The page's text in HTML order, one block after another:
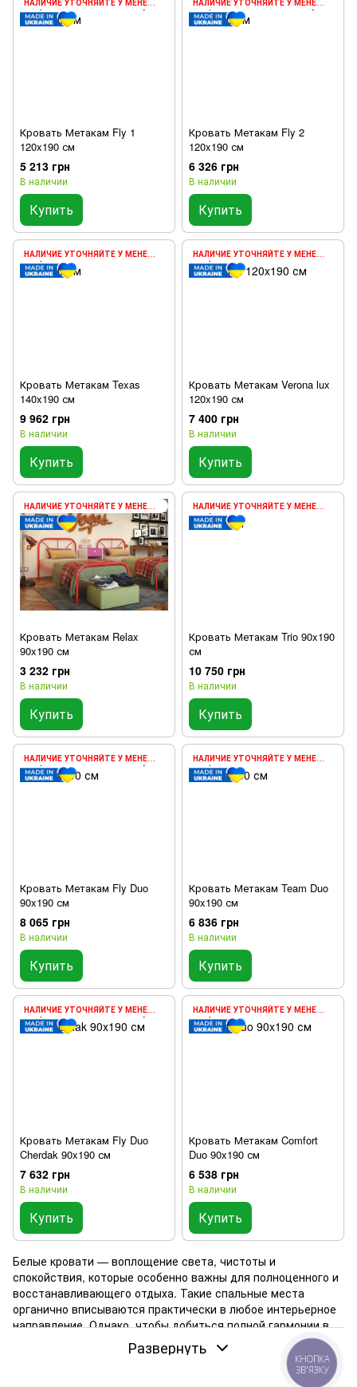
Кровать Метакам Fly 1
120x190 см
5 213 грн
В наличии
Купить
Кровать Метакам Fly 2
120x190 см
6 326 грн
В наличии
Купить
НАЛИЧИЕ УТОЧНЯЙТЕ У МЕНЕДЖЕРА
Кровать Метакам Texas
140x190 см
9 962 грн
В наличии
Купить
НАЛИЧИЕ УТОЧНЯЙТЕ У МЕНЕДЖЕРА
Кровать Метакам Verona lux
120x190 см
7 400 грн
В наличии
Купить
НАЛИЧИЕ УТОЧНЯЙТЕ У МЕНЕДЖЕРА
Кровать Метакам Relax
90x190 см
3 232 грн
В наличии
Купить
НАЛИЧИЕ УТОЧНЯЙТЕ У МЕНЕДЖЕРА
Кровать Метакам Trio 90x190
см
10 750 грн
В наличии
Купить
Кровать Метакам Fly Duo
90x190 см
8 065 грн
В наличии
Купить
Кровать Метакам Team Duo
90x190 см
6 836 грн
В наличии
Купить
НАЛИЧИЕ УТОЧНЯЙТЕ У МЕНЕДЖЕРА
Кровать Метакам Fly Duo
Cherdak 90x190 см
7 632 грн
В наличии
Купить
НАЛИЧИЕ УТОЧНЯЙТЕ У МЕНЕДЖЕРА
Кровать Метакам Comfort
Duo 90x190 см
6 538 грн
В наличии
Купить
Белые кровати — воплощение света, чистоты и
спокойствия, которые особенно важны для полноценного и
восстанавливающего отдыха. Такие спальные места
органично вписываются практически в любое интерьерное
направление. Однако, чтобы добиться полной гармонии в
оформлении спальни, необходимо учитывать не только
цветовую палитру, но и конструктивные особенности
Развернуть
КНОПКА
ЗВ'ЯЗКУ